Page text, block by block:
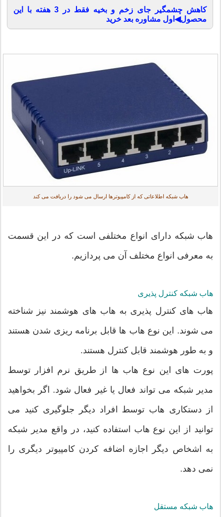
کاهش چشمگیر جای زخم و بخیه فقط در 3 هفته با این
محصول◀اول مشاوره بعد خرید
هاب شبکه اطلاعاتی که از کامپیوترها ارسال می شود را دریافت می کند
هاب شبکه دارای انواع مختلفی است که در این قسمت
به معرفی انواع مختلف آن می پردازیم.
هاب شبکه کنترل پذیری
هاب های کنترل پذیری به هاب های هوشمند نیز شناخته
می شوند. این نوع هاب ها قابل برنامه ریزی شدن هستند
و به طور هوشمند قابل کنترل هستند.
پورت های این نوع هاب ها از طریق نرم افزار توسط
مدیر شبکه می تواند فعال یا غیر فعال شود. اگر بخواهید
از دستکاری هاب توسط افراد دیگر جلوگیری کنید می
توانید از این نوع هاب استفاده کنید، در واقع مدیر شبکه
به اشخاص دیگر اجازه اضافه کردن کامپیوتر دیگری را
نمی دهد.
هاب شبکه مستقل